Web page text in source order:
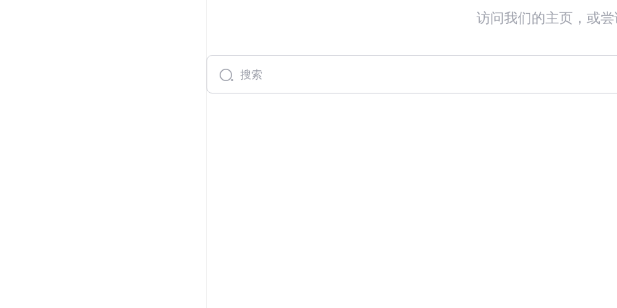
访问我们的主页，或